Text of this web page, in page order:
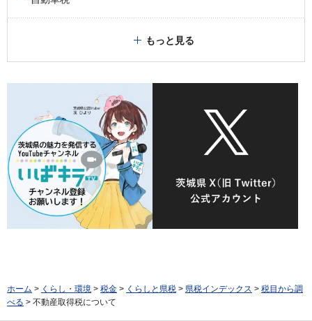
もっと見る
ホーム > くらし・環境 > 税金 > くらしと県税 > 県税インデックス > 税目から調
べる > 不動産取得税について